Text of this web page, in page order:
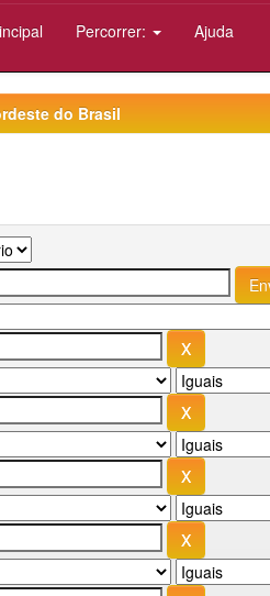
Percorrer: Ajuda
do Brasil